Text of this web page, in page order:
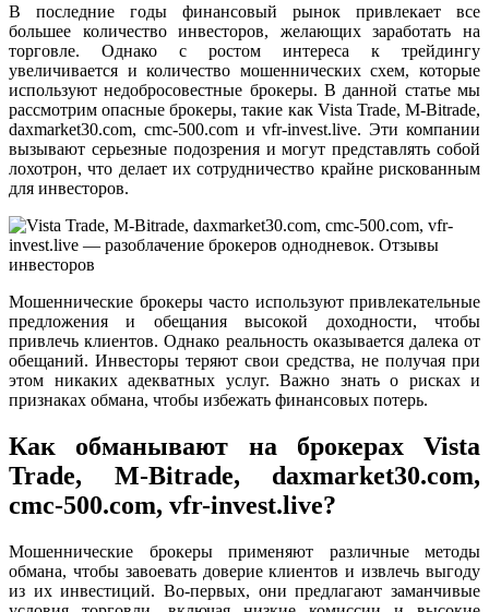
В последние годы финансовый рынок привлекает все
большее количество инвесторов, желающих заработать на
торговле. Однако с ростом интереса к трейдингу
увеличивается и количество мошеннических схем, которые
используют недобросовестные брокеры. В данной статье мы
рассмотрим опасные брокеры, такие как Vista Trade, M-Bitrade,
daxmarket30.com, cmc-500.com и vfr-invest.live. Эти компании
вызывают серьезные подозрения и могут представлять собой
лохотрон, что делает их сотрудничество крайне рискованным
для инвесторов.
Мошеннические брокеры часто используют привлекательные
предложения и обещания высокой доходности, чтобы
привлечь клиентов. Однако реальность оказывается далека от
обещаний. Инвесторы теряют свои средства, не получая при
этом никаких адекватных услуг. Важно знать о рисках и
признаках обмана, чтобы избежать финансовых потерь.
Как обманывают на брокерах Vista
Trade, M-Bitrade, daxmarket30.com,
cmc-500.com, vfr-invest.live?
Мошеннические брокеры применяют различные методы
обмана, чтобы завоевать доверие клиентов и извлечь выгоду
из их инвестиций. Во-первых, они предлагают заманчивые